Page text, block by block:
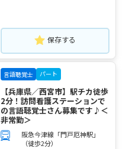
保存する
言語聴覚士 パート
【兵庫県／西宮市】駅チカ徒歩
2分！訪問看護ステーションで
の言語聴覚士さん募集です♪＜
非常勤＞
阪急今津線「門戸厄神駅」
（徒歩2分）